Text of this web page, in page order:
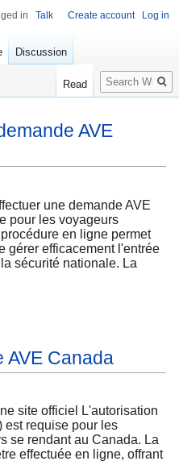
AVE
une demande AVE
pour les voyageurs
en ligne permet
gérer efficacement l'entrée
sécurité nationale. La
AVE Canada
site officiel L'autorisation
est requise pour les
se rendant au Canada. La
effectuée en ligne, offrant
in Talk Create account Log in
Discussion
Read
Search